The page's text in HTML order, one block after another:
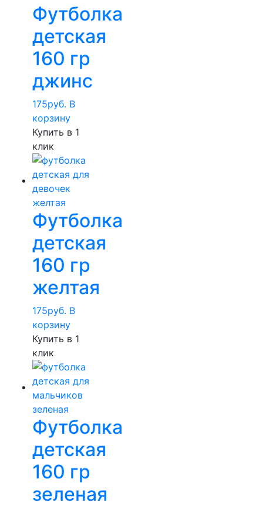
Футболка
детская
160 гр
джинс
175руб. В
корзину
Купить в 1
клик
Футболка
детская
160 гр
желтая
175руб. В
корзину
Купить в 1
клик
Футболка
детская
160 гр
зеленая